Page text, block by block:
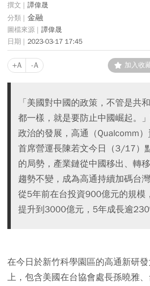
譚偉晟
金融
譚偉晟
2023-03-17 17:45
+A -A 加入收
「美國對中國的政策，不管是共
都一樣，就是要防止中國崛起。
政治的發展，高通（Qualcomm
首席營運長陳若文今日（3/17）
的局勢，產業鏈從中國移出、轉
趨勢不變，成為高通持續加碼台
從5年前在台投資900億元的規模
提升到3000億元，5年成長逾
在今日於新竹科學園區的高通新研
上，包含美國在台協會處長孫曉雅